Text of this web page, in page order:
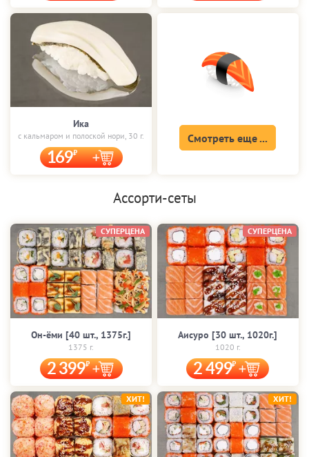
Ика
с кальмаром и полоской нори, 30 г.
169
Смотреть еще ...
Ассорти-сеты
Он-ёми [40 шт., 1375г.]
1375 г.
2 399
СУПЕРЦЕНА
Аисуро [30 шт., 1020г.]
1020 г.
2 499
СУПЕРЦЕНА
ХИТ! ХИТ!